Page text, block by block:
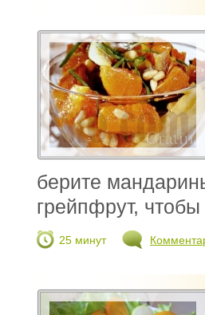
берите
грейпфрут, чтобы
25 минут